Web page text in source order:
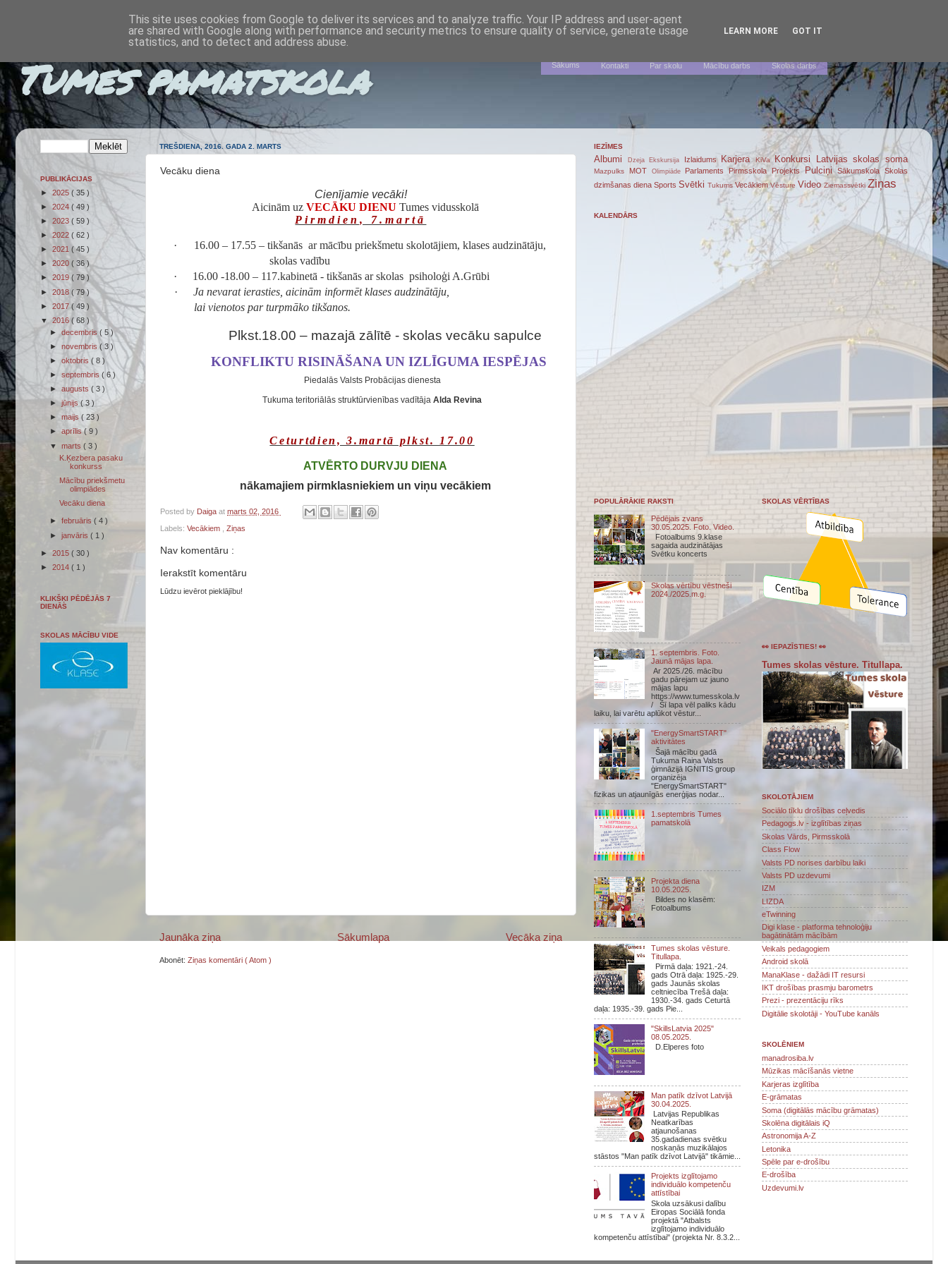
Tumes pamatskola Sākums Kontakti Par skolu Mācību darbs Skolas darbs
TREŠDIENA, 2016. GADA 2. MARTS
Vecāku diena
Cienījamie vecāki!
Aicinām uzVECĀKU DIENU Tumes vidusskolā
Pirmdien, 7.martā
·
16.00 – 17.55 – tikšanās ar mācību priekšmetu skolotājiem, klases audzinātāju,
skolas vadību
·
16.00 -18.00 – 117.kabinetā - tikšanās ar skolas psiholoģi A.Grūbi
·
Ja nevarat ierasties, aicinām informēt klases audzinātāju,
lai vienotos par turpmāko tikšanos.
Plkst.18.00 – mazajā zālītē - skolas vecāku sapulce
KONFLIKTU RISINĀŠANA UN IZLĪGUMA IESPĒJAS
Piedalās Valsts Probācijas dienesta
Tukuma teritoriālās struktūrvienības vadītājaAlda Revina
Ceturtdien, 3.martā plkst. 17.00
ATVĒRTO DURVJU DIENA
nākamajiem pirmklasniekiem un viņu vecākiem
Posted by Daiga at marts 02, 2016
Labels: Vecākiem Ziņas
Nav komentāru :
Ierakstīt komentāru
Lūdzu ievērot pieklājību!
Jaunāka ziņa Vecāka ziņa
Sākumlapa
Abonēt: Ziņas komentāri ( Atom )
PUBLIKĀCIJAS
► 2025 ( 35 )
► 2024 ( 49 )
► 2023 ( 59 )
►2022 ( 62 )
► 2021 ( 45 )
► 2020 ( 36 )
► 2019 ( 79 )
► 2018 ( 79 )
► 2017 ( 49 )
▼2016 ( 68 )
► decembris ( 5 )
► novembris ( 3 )
► oktobris ( 8 )
► septembris ( 6 )
► augusts ( 3 )
►jūnijs ( 3 )
► maijs ( 23 )
► aprīlis( 9 )
▼ marts ( 3 )
K.Ķezbera pasaku
konkurss
Mācību priekšmetu
olimpiādes
Vecāku diena
► februāris ( 4 )
► janvāris ( 1 )
► 2015 ( 30 )
► 2014 ( 1 )
KLIKŠĶI PĒDĒJĀS 7
DIENĀS
SKOLAS MĀCĪBU VIDE
IEZĪMES
Albumi Dzeja Ekskursija Izlaidums KarjeraKiVaKonkursi Latvijas skolas soma
Mazpulks MOT Olimpiāde ParlamentsPirmsskola Projekts PulciņiSākumskola Skolas
dzimšanas diena Sports Svētki TukumsVecākiemVēsture VideoZiemassvētki Ziņas
KALENDĀRS
POPULĀRĀKIE RAKSTI
Pēdējais zvans
30.05.2025. Foto. Video.
Fotoalbums 9.klase
sagaida audzinātājas
Svētku koncerts
Skolas vērtību vēstneši
2024./2025.m.g.
1. septembris. Foto.
Jaunā mājas lapa.
Ar 2025./26. mācību
gadu pārejam uz jauno
mājas lapu
https://www.tumesskola.lv
/ Šī lapa vēl paliks kādu
laiku, lai varētu aplūkot vēstur...
"EnergySmartSTART"
aktivitātes
Šajā mācību gadā
Tukuma Raiņa Valsts
ģimnāzijā IGNITIS group
organizēja
"EnergySmartSTART"
fizikas un atjaunīgās enerģijas nodar...
1.septembris Tumes
pamatskolā
Projekta diena
10.05.2025.
Bildes no klasēm:
Fotoalbums
Tumes skolas vēsture.
Titullapa.
Pirmā daļa: 1921.-24.
gads Otrā daļa: 1925.-29.
gads Jaunās skolas
celtniecība Trešā daļa:
1930.-34. gads Ceturtā
daļa: 1935.-39. gads Pie...
"SkillsLatvia 2025"
08.05.2025.
D.Elperes foto
Man patīk dzīvot Latvijā
30.04.2025.
Latvijas Republikas
Neatkarības
atjaunošanas
35.gadadienas svētku
noskaņās muzikālajos
stāstos "Man patīk dzīvot Latvijā" tikāmie...
Projekts izglītojamo
individuālo kompetenču
attīstībai
Skola uzsākusi dalību
Eiropas Sociālā fonda
projektā "Atbalsts
izglītojamo individuālo
kompetenču attīstībai" (projekta Nr. 8.3.2...
SKOLAS VĒRTĪBAS
👀 IEPAZĪSTIES! 👀
Tumes skolas vēsture. Titullapa.
SKOLOTĀJIEM
Sociālo tīklu drošības ceļvedis
Pedagogs.lv - izglītības ziņas
Skolas Vārds, Pirmsskolā
Class Flow
Valsts PD norises darbību laiki
Valsts PD uzdevumi
IZM
LIZDA
eTwinning
Digi klase - platforma tehnoloģiju
bagātinātām mācībām
Veikals pedagogiem
Android skolā
ManaKlase - dažādi IT resursi
IKT drošības prasmju barometrs
Prezi - prezentāciju rīks
Digitālie skolotāji - YouTube kanāls
SKOLĒNIEM
manadrosiba.lv
Mūzikas mācīšanās vietne
Karjeras izglītība
E-grāmatas
Soma (digitālās mācību grāmatas)
Skolēna digitālais iQ
Astronomija A-Z
Letonika
Spēle par e-drošību
E-drošība
Uzdevumi.lv
This site uses cookies from Google to deliver its services and to analyze traffic. Your IP address and user-agent
are shared with Google along with performance and security metrics to ensure quality of service, generate usage
statistics, and to detect and address abuse.
LEARN MORE GOT IT